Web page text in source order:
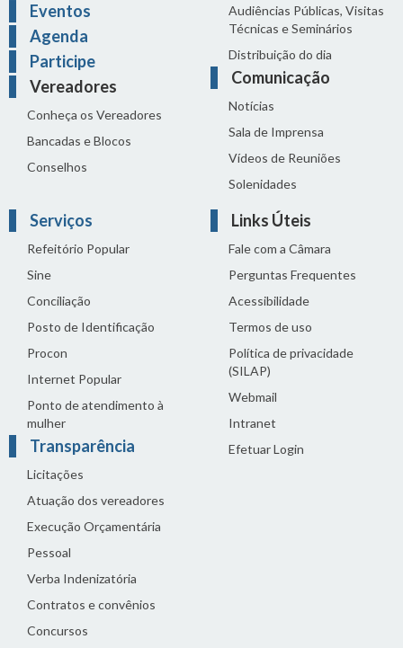
Eventos
Agenda
Participe
Vereadores
Conheça os Vereadores
Bancadas e Blocos
Conselhos
Audiências Públicas, Visitas
Técnicas e Seminários
Distribuição do dia
Comunicação
Notícias
Sala de Imprensa
Vídeos de Reuniões
Solenidades
Serviços
Refeitório Popular
Sine
Conciliação
Posto de Identificação
Procon
Internet Popular
Ponto de atendimento à
mulher
Transparência
Licitações
Atuação dos vereadores
Execução Orçamentária
Pessoal
Verba Indenizatória
Contratos e convênios
Concursos
Links Úteis
Fale com a Câmara
Perguntas Frequentes
Acessibilidade
Termos de uso
Política de privacidade
(SILAP)
Webmail
Intranet
Efetuar Login